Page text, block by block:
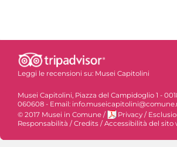
Leggi le recensioni su: Musei Capitolini
Musei Capitolini, Piazza del Campidoglio 1 -
060608 - Email:
© 2017 Musei in Comune / Privacy /
Responsabilità / Credits / Accessibilità del sito